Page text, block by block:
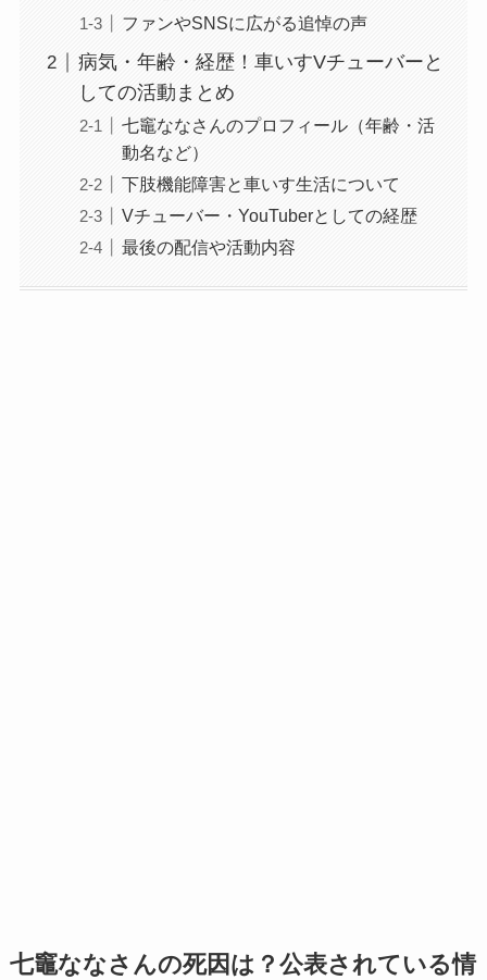
ファンやSNSに広がる追悼の声
病気・年齢・経歴！車いすVチューバーと
しての活動まとめ
七竈ななさんのプロフィール（年齢・活
動名など）
下肢機能障害と車いす生活について
Vチューバー・YouTuberとしての経歴
最後の配信や活動内容
七竈ななさんの死因は？公表されている情